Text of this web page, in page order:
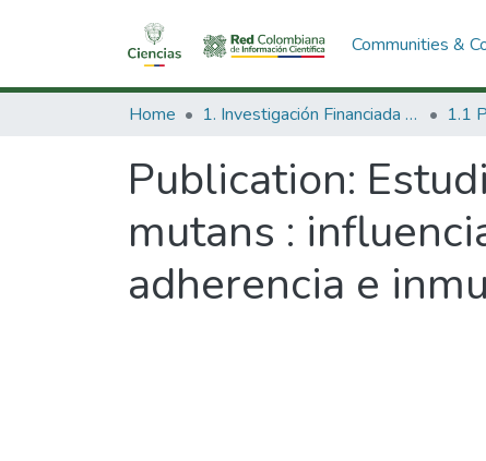
Communities &
Home 1. Investigación Financiada con Recursos Públicos
Publication:
mutans :
adherencia e